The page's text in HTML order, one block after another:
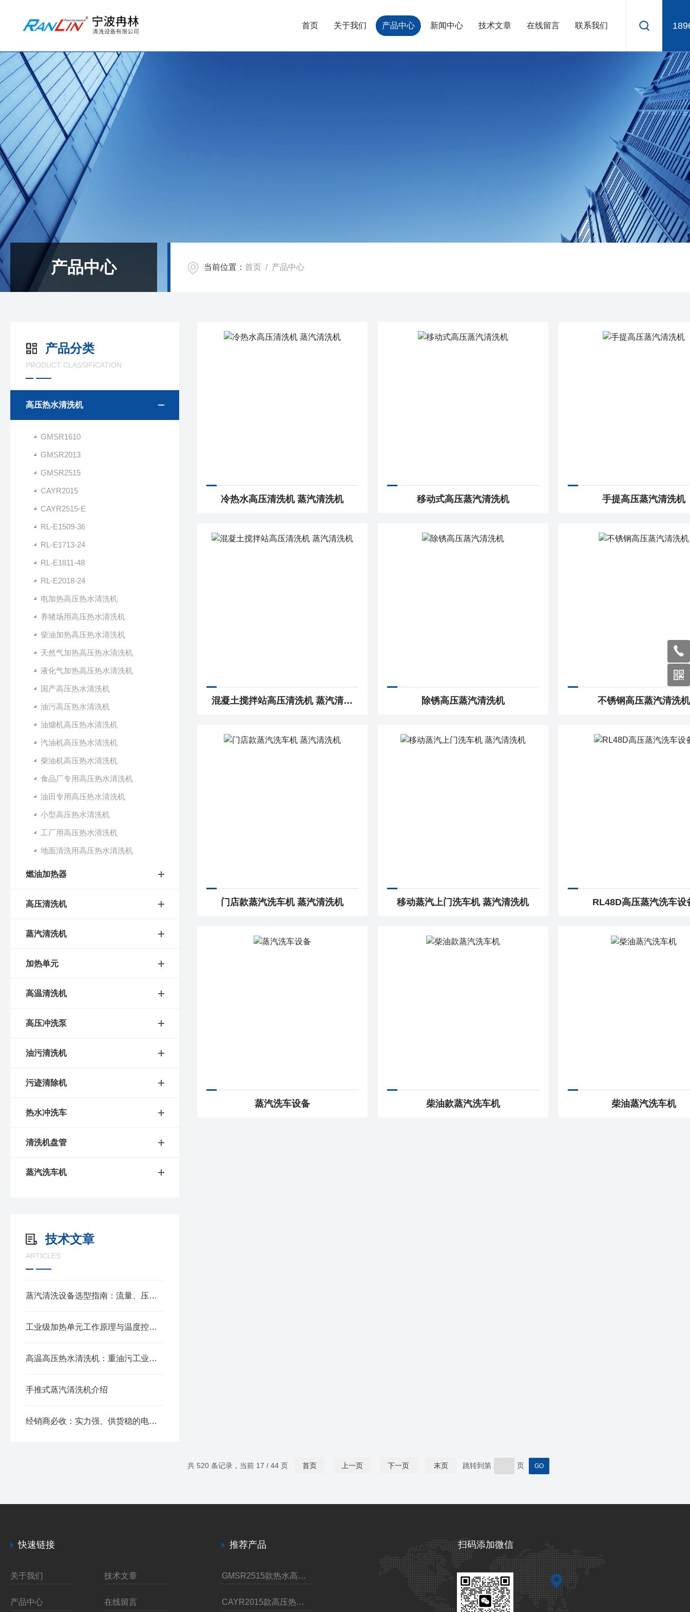
首页 关于我们 产品中心 新闻中心 技术文章 在线留言 联系我们
产品中心 当前位置： 首页 / 产品中心
产品分类
PRODUCT CLASSIFICATION
高压热水清洗机
GMSR1610
GMSR2013
GMSR2515
CAYR2015
CAYR2515-E
RL-E1509-36
RL-E1713-24
RL-E1811-48
RL-E2018-24
电加热高压热水清洗机
养猪场用高压热水清洗机
柴油加热高压热水清洗机
天然气加热高压热水清洗机
液化气加热高压热水清洗机
国产高压热水清洗机
油污高压热水清洗机
油烟机高压热水清洗机
汽油机高压热水清洗机
柴油机高压热水清洗机
食品厂专用高压热水清洗机
油田专用高压热水清洗机
小型高压热水清洗机
工厂用高压热水清洗机
地面清洗用高压热水清洗机
燃油加热器
高压清洗机
蒸汽清洗机
加热单元
高温清洗机
高压冲洗泵
油污清洗机
污迹清除机
热水冲洗车
清洗机盘管
蒸汽洗车机
技术文章
ARTICLES
蒸汽清洗设备选型指南：流量、压力与场景匹配
工业级加热单元工作原理与温度控制方案解析
高温高压热水清洗机：重油污工业清洗高效解决方案
手推式蒸汽清洗机介绍
经销商必收：实力强、供货稳的电动高压清洗机生产商推荐
冷热水高压清洗机 蒸汽清洗机 移动式高压蒸汽清洗机 手提高压蒸汽清洗机
混凝土搅拌站高压清洗机 蒸汽清洗机 除锈高压蒸汽清洗机 不锈钢高压蒸汽清洗机
门店款蒸汽洗车机 蒸汽清洗机 移动蒸汽上门洗车机 蒸汽清洗机 RL48D高压蒸汽洗车设
蒸汽洗车设备 柴油款蒸汽洗车机 柴油蒸汽洗车机
共 520 条记录，当前 17 / 44 页 首页 上一页 下一页 末页 跳转到第 页
快速链接
关于我们 技术文章
产品中心 在线留言
推荐产品
GMSR2515款热水高压清洗机
CAYR2015款高压热水清洗机
扫码添加微信